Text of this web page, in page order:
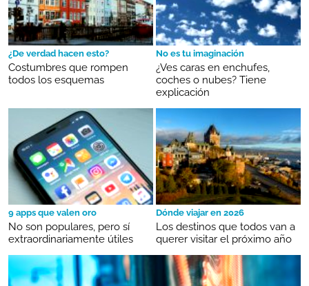
¿De verdad hacen esto?
Costumbres que rompen
todos los esquemas
No es tu imaginación
¿Ves caras en enchufes,
coches o nubes? Tiene
explicación
9 apps que valen oro
No son populares, pero sí
extraordinariamente útiles
Dónde viajar en 2026
Los destinos que todos van a
querer visitar el próximo año